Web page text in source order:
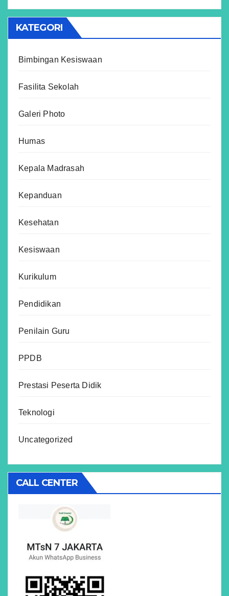
KATEGORI
Bimbingan Kesiswaan
Fasilita Sekolah
Galeri Photo
Humas
Kepala Madrasah
Kepanduan
Kesehatan
Kesiswaan
Kurikulum
Pendidikan
Penilain Guru
PPDB
Prestasi Peserta Didik
Teknologi
Uncategorized
CALL CENTER